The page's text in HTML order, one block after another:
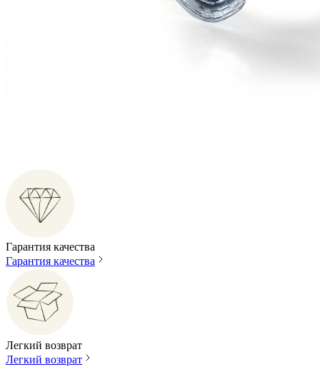
Гарантия качества
Гарантия качества
Легкий возврат
Легкий возврат